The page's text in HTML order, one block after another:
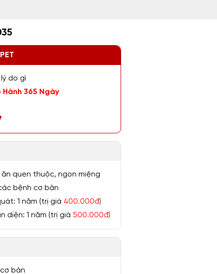
do gì
Hành 365 Ngày
quen thuộc, ngon miệng
bệnh cơ bản
1 năm (trị giá 400.000đ)
diện: 1 năm (trị giá 500.000đ)
bản